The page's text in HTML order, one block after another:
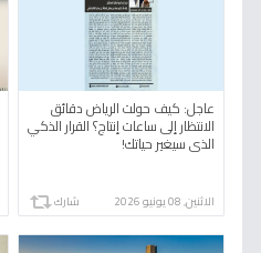
عاجل: كيف حولت الرياض دقائق
الانتظار إلى ساعات إنتاج؟ القرار الذكي
الذي سيغير حياتك!
الاثنين, 08 يونيو 2026 شارك